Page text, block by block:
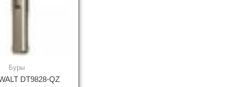
Буры
DT9828-QZ